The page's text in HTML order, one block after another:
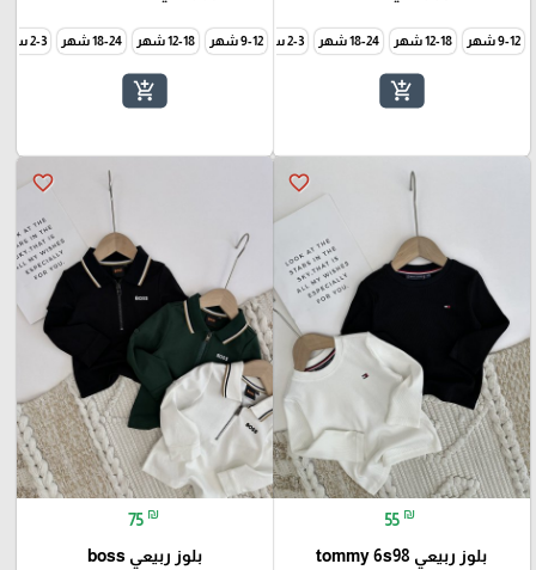
9-12 شهر 12-18 شهر 18-24 شهر 2-3 سنة 3-4 سنة 5-6 سنة 7-8 سنة 9-10 سنة
add_shopping_cart
9-12 شهر 12-18 شهر 18-24 شهر 2-3 سنة
add_shopping_cart
favorite_border
55 ₪
بلوز ربيعي tommy 6s98
favorite_border
75 ₪
بلوز ربيعي boss